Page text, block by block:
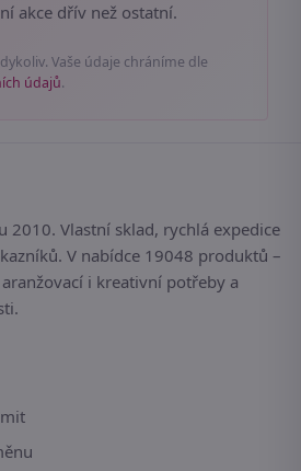
akce dřív než ostatní.
Vaše údaje chráníme dle
údajů.
2010. Vlastní sklad, rychlá expedice
V nabídce 19048 produktů –
i kreativní potřeby a